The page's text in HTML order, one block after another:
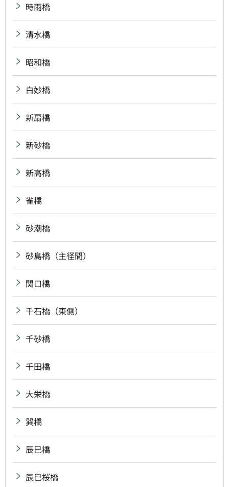
時雨橋
清水橋
昭和橋
白妙橋
新扇橋
新砂橋
新高橋
雀橋
砂潮橋
砂島橋（主径間）
関口橋
千石橋（東側）
千砂橋
千田橋
大栄橋
巽橋
辰巳橋
辰巳桜橋